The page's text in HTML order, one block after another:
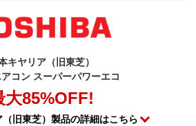
キヤリア（旧東芝）
コン スーパーパワーエコ
大85%OFF!
（旧東芝）製品の詳細はこちら